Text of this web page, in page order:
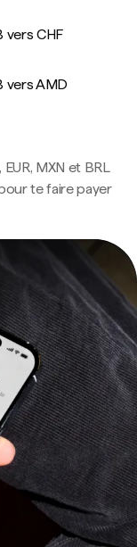
vers CHF
vers AMD
MXN et BRL
te faire payer